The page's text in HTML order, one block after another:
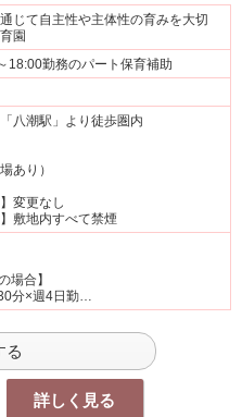
じて自主性や主体性の育みを大切
園
18:00勤務のパート保育補助
八潮駅」より徒歩圏内
あり）
変更なし
敷地内すべて禁煙
場合】
分×週4日勤…
る
詳しく見る